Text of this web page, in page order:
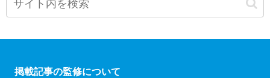
掲載記事の監修について